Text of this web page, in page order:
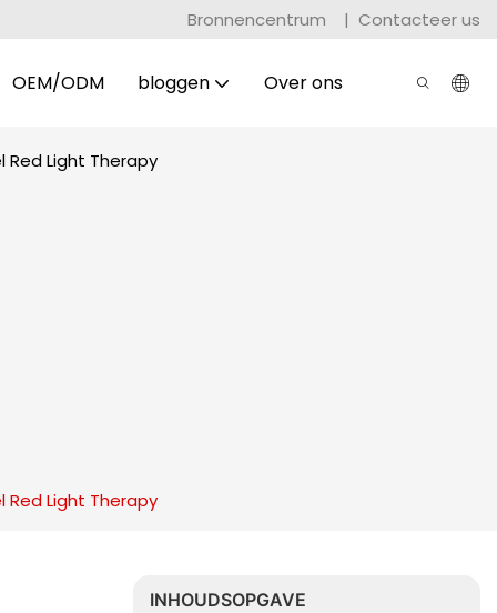
Bronnencentrum | Contacteer us
OEM/ODM bloggen Over ons
Light Therapy
Light Therapy
INHOUDSOPGAVE